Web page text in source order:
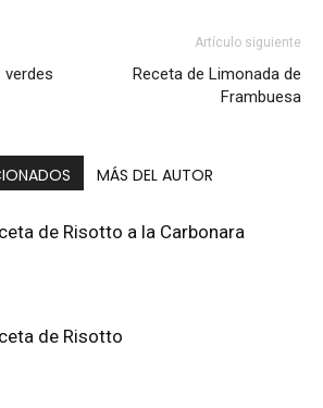
verdes
Artículo siguiente
Receta de Limonada de
Frambuesa
MÁS DEL AUTOR
de Risotto a la Carbonara
de Risotto